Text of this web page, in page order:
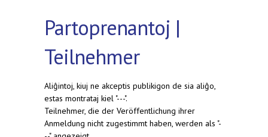
Partoprenantoj |
Teilnehmer
Aliĝintoj, kiuj ne akceptis publikigon de sia aliĝo,
estas montrataj kiel "---".
Teilnehmer, die der Veröffentlichung ihrer
Anmeldung nicht zugestimmt haben, werden als "-